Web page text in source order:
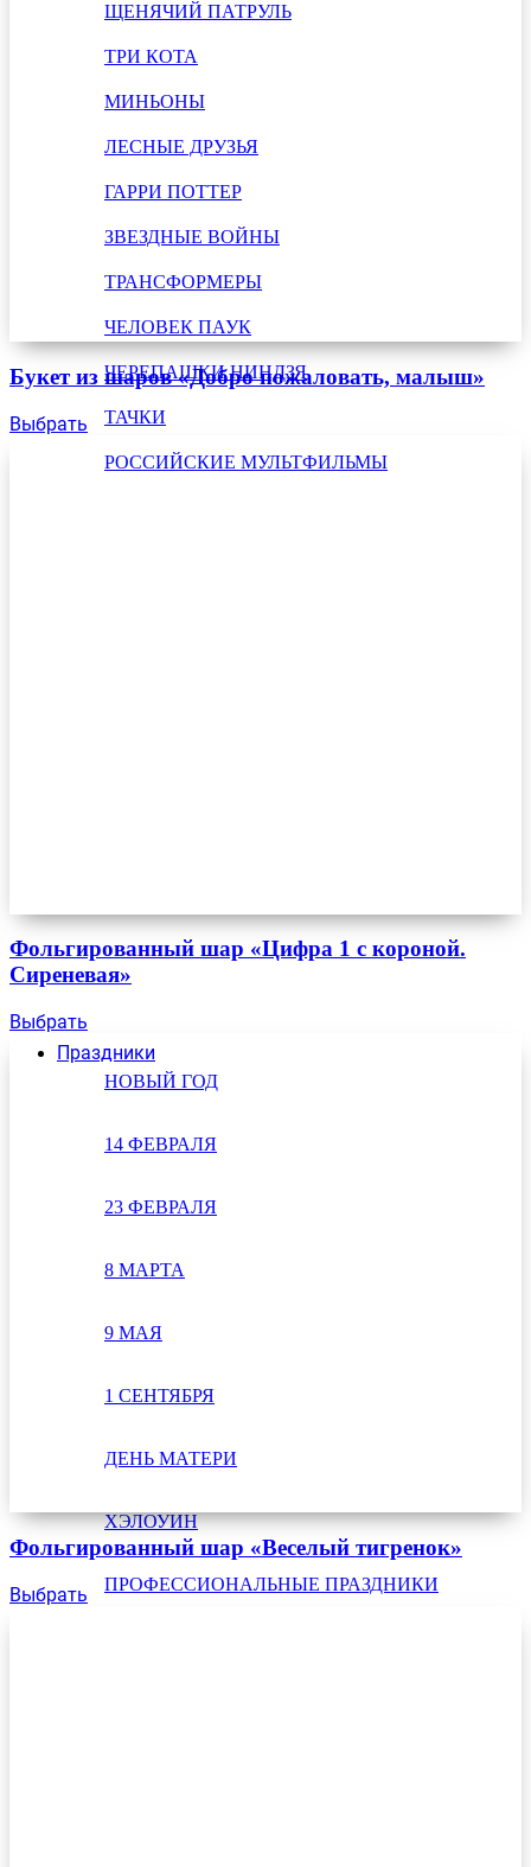
ЩЕНЯЧИЙ ПАТРУЛЬ
ТРИ КОТА
МИНЬОНЫ
ЛЕСНЫЕ ДРУЗЬЯ
ГАРРИ ПОТТЕР
ЗВЕЗДНЫЕ ВОЙНЫ
ТРАНСФОРМЕРЫ
ЧЕЛОВЕК ПАУК
ЧЕРЕПАШКИ НИНДЗЯ
ТАЧКИ
РОССИЙСКИЕ МУЛЬТФИЛЬМЫ
Праздники
НОВЫЙ ГОД
14 ФЕВРАЛЯ
23 ФЕВРАЛЯ
8 МАРТА
9 МАЯ
1 СЕНТЯБРЯ
ДЕНЬ МАТЕРИ
ХЭЛОУИН
ПРОФЕССИОНАЛЬНЫЕ ПРАЗДНИКИ
Букет из шаров «Добро пожаловать, малыш»
Выбрать
Фольгированный шар «Цифра 1 с короной.
Сиреневая»
Выбрать
Фольгированный шар «Веселый тигренок»
Выбрать